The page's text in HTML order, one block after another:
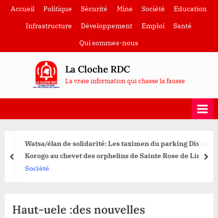
SkipAccueil Politique Sécurité Mine Société
Education
Infrastructure
Développement Emploi
Santé
Qui sommes-nous
La Cloche RDC
La vraie information qui chasse la fausse
Watsa/élan de solidarité: Les taximen du parking Dissa
Korogo au chevet des orphelins de Sainte Rose de Lima
Société
prev
Haut-uele :des nouvelles